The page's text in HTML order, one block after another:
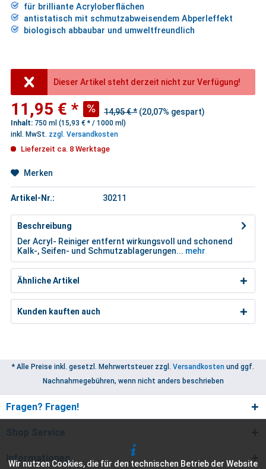
für brilliante Acryloberflächen
antistatisch mit schmutzabweisendem Abperleffekt
biologisch abbaubar und umweltfreundlich
Dieser Artikel steht derzeit nicht zur Verfügung!
11,95 € * 14,95 € * (20,07% gespart)
Inhalt: 750 ml (15,93 € * / 1000 ml)
inkl. MwSt. zzgl. Versandkosten
Lieferzeit ca. 8 Werktage
Merken
Artikel-Nr.: 30211
Beschreibung
Der Acryl- Reiniger entfernt wirkungsvoll und schonend
Kalk-, Seifen- und Schmutzablagerungen... mehr
Ähnliche Artikel
Kunden kauften auch
* Alle Preise inkl. gesetzl. Mehrwertsteuer zzgl. Versandkosten und ggf.
Nachnahmegebühren, wenn nicht anders beschrieben
Fragen? Fragen!
Shop Service
Informationen
Wir nutzen Cookies, die für den technischen Betrieb der Website